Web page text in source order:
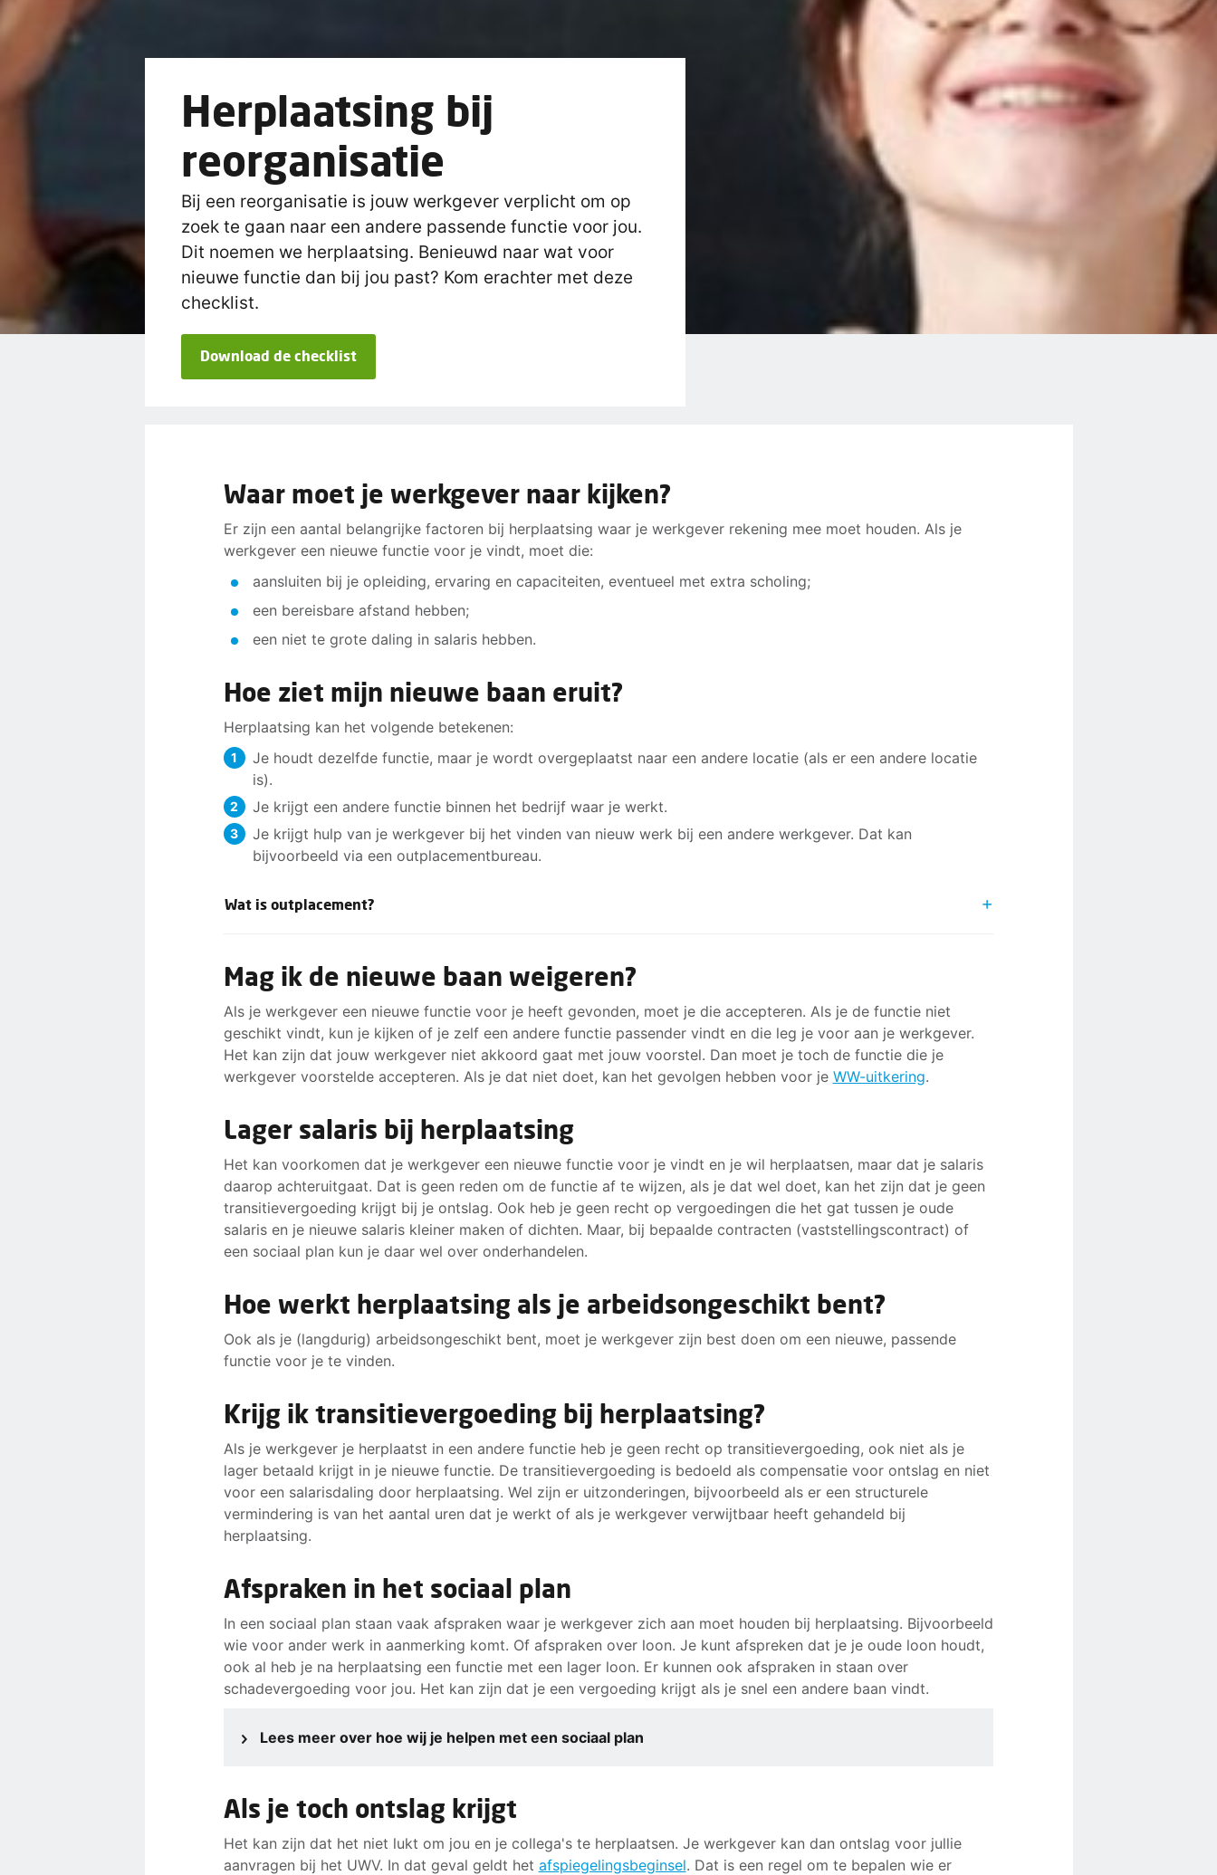
Herplaatsing bij
reorganisatie
Bij een reorganisatie is jouw werkgever verplicht om op
zoek te gaan naar een andere passende functie voor jou.
Dit noemen we herplaatsing. Benieuwd naar wat voor
nieuwe functie dan bij jou past? Kom erachter met deze
checklist.
Download de checklist
Waar moet je werkgever naar kijken?
Er zijn een aantal belangrijke factoren bij herplaatsing waar je werkgever rekening mee moet houden. Als je
werkgever een nieuwe functie voor je vindt, moet die:
aansluiten bij je opleiding, ervaring en capaciteiten, eventueel met extra scholing;
een bereisbare afstand hebben;
een niet te grote daling in salaris hebben.
Hoe ziet mijn nieuwe baan eruit?
Herplaatsing kan het volgende betekenen:
Je houdt dezelfde functie, maar je wordt overgeplaatst naar een andere locatie (als er een andere locatie
is).
Je krijgt een andere functie binnen het bedrijf waar je werkt.
Je krijgt hulp van je werkgever bij het vinden van nieuw werk bij een andere werkgever. Dat kan
bijvoorbeeld via een outplacementbureau.
Wat is outplacement?
reorganisatie te maken krijgt. Het doel van zo’n traject is om je te ondersteunen bij het vinden van een nieuwe
baan.
Vaak doe je eerst een intakegesprek om kennis te maken en je vraag duidelijk te krijgen. Daarna begint pas de
echte coaching. Je voert gesprekken en je maakt samen een plan. Je krijgt hulp bij het maken van een cv,
sollicitatietips en voert opdrachten uit.
stap voor stap weer waar jij goed in bent, waar je gelukkig van wordt en hoe je verder moet. En sta je er niet
alleen voor om een nieuwe baan te vinden.
Mag ik de nieuwe baan weigeren?
Als je werkgever een nieuwe functie voor je heeft gevonden, moet je die accepteren. Als je de functie niet
geschikt vindt, kun je kijken of je zelf een andere functie passender vindt en die leg je voor aan je werkgever.
Het kan zijn dat jouw werkgever niet akkoord gaat met jouw voorstel. Dan moet je toch de functie die je
werkgever voorstelde accepteren. Als je dat niet doet, kan het gevolgen hebben voor je WW-uitkering.
Lager salaris bij herplaatsing
Het kan voorkomen dat je werkgever een nieuwe functie voor je vindt en je wil herplaatsen, maar dat je salaris
daarop achteruitgaat. Dat is geen reden om de functie af te wijzen, als je dat wel doet, kan het zijn dat je geen
transitievergoeding krijgt bij je ontslag. Ook heb je geen recht op vergoedingen die het gat tussen je oude
salaris en je nieuwe salaris kleiner maken of dichten. Maar, bij bepaalde contracten (vaststellingscontract) of
een sociaal plan kun je daar wel over onderhandelen.
Hoe werkt herplaatsing als je arbeidsongeschikt bent?
Ook als je (langdurig) arbeidsongeschikt bent, moet je werkgever zijn best doen om een nieuwe, passende
functie voor je te vinden.
Krijg ik transitievergoeding bij herplaatsing?
Als je werkgever je herplaatst in een andere functie heb je geen recht op transitievergoeding, ook niet als je
lager betaald krijgt in je nieuwe functie. De transitievergoeding is bedoeld als compensatie voor ontslag en niet
voor een salarisdaling door herplaatsing. Wel zijn er uitzonderingen, bijvoorbeeld als er een structurele
vermindering is van het aantal uren dat je werkt of als je werkgever verwijtbaar heeft gehandeld bij
herplaatsing.
Afspraken in het sociaal plan
In een sociaal plan staan vaak afspraken waar je werkgever zich aan moet houden bij herplaatsing. Bijvoorbeeld
wie voor ander werk in aanmerking komt. Of afspraken over loon. Je kunt afspreken dat je je oude loon houdt,
ook al heb je na herplaatsing een functie met een lager loon. Er kunnen ook afspraken in staan over
schadevergoeding voor jou. Het kan zijn dat je een vergoeding krijgt als je snel een andere baan vindt.
Lees meer over hoe wij je helpen met een sociaal plan
Als je toch ontslag krijgt
Het kan zijn dat het niet lukt om jou en je collega's te herplaatsen. Je werkgever kan dan ontslag voor jullie
aanvragen bij het UWV. In dat geval geldt het afspiegelingsbeginsel. Dat is een regel om te bepalen wie er